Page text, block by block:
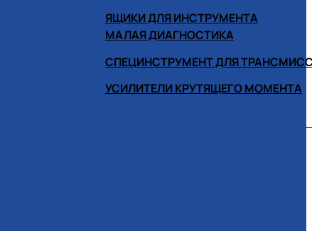
ЯЩИКИ ДЛЯ ИНСТРУМЕНТА
МАЛАЯ ДИАГНОСТИКА
СПЕЦИНСТРУМЕНТ ДЛЯ
УСИЛИТЕЛИ КРУТЯЩЕГО МОМЕНТА